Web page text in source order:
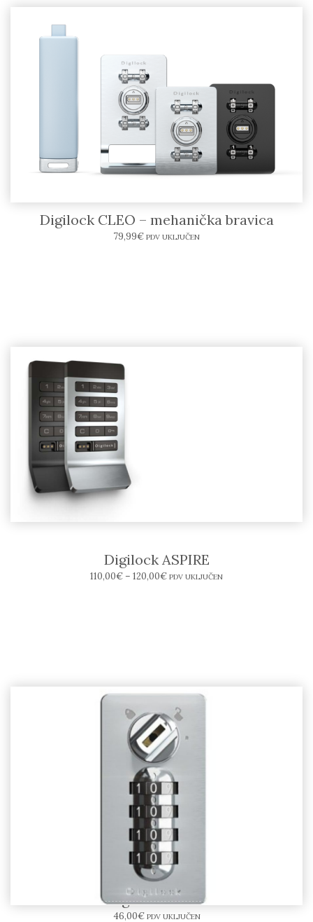
Digilock CLEO – mehanička bravica
79,99€ PDV UKLJUČEN
Digilock ASPIRE
110,00€ – 120,00€ PDV UKLJUČEN
Digilock MECH
46,00€ PDV UKLJUČEN